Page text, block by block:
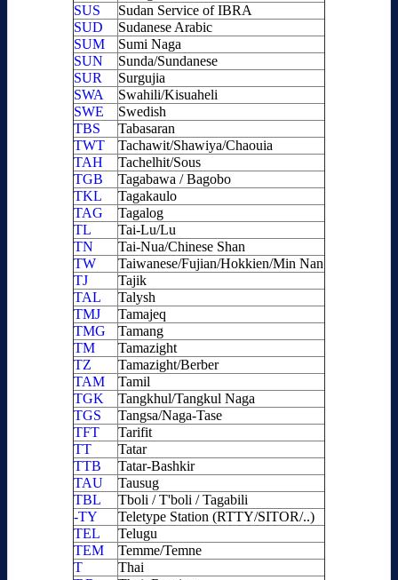
SUS
Sudan Service of IBRA
SUD
Sudanese Arabic
SUM
Sumi Naga
SUN
Sunda/Sundanese
SUR
Surgujia
SWA
Swahili/Kisuaheli
SWE
Swedish
TBS
Tabasaran
TWT
Tachawit/Shawiya/Chaouia
TAH
Tachelhit/Sous
TGB
Tagabawa / Bagobo
TKL
Tagakaulo
TAG
Tagalog
TL
Tai-Lu/Lu
TN
Tai-Nua/Chinese Shan
TW
Taiwanese/Fujian/Hokkien/Min Nan
TJ
Tajik
TAL
Talysh
TMJ
Tamajeq
TMG
Tamang
TM
Tamazight
TZ
Tamazight/Berber
TAM
Tamil
TGK
Tangkhul/Tangkul Naga
TGS
Tangsa/Naga-Tase
TFT
Tarifit
TT
Tatar
TTB
Tatar-Bashkir
TAU
Tausug
TBL
Tboli / T'boli / Tagabili
-TY
Teletype Station (RTTY/SITOR/..)
TEL
Telugu
TEM
Temme/Temne
T
Thai